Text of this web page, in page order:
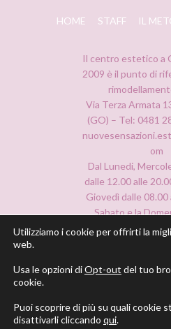
HOME STAFF IL
Il centro estetico a
2009 è il punto di
Via Terza Armata
(GO) – Tel: 0481
om
Dal Lunedi,
dalle 12.00 alle
Giovedì dalle 08.00
Sabato e la
© 2021 Copyright Nuove Sensazioni S.r.l. –
Utilizziamo i cookie per offrirti la
web.
Usa le opzioni diOpt-out del tuo
cookie.
Puoi scoprire di più su quali cookie
disattivarli cliccando qui.